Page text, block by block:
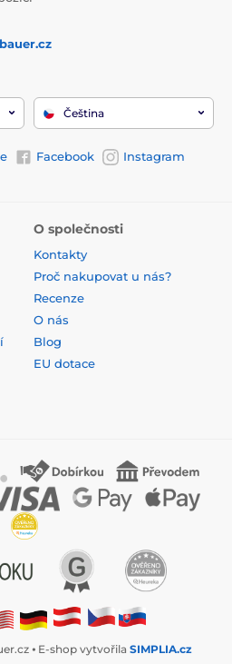
Čeština
Facebook
Instagram
O společnosti
Kontakty
Proč nakupovat u nás?
Recenze
O nás
Blog
EU dotace
⦁ E-shop vytvořila SIMPLIA.cz